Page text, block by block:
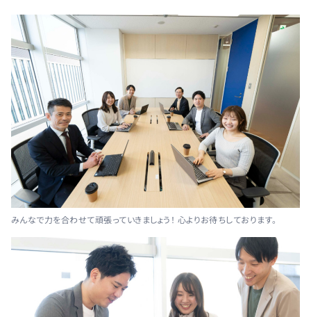
みんなで力を合わせて頑張っていきましょう！ 心よりお待ちしております。